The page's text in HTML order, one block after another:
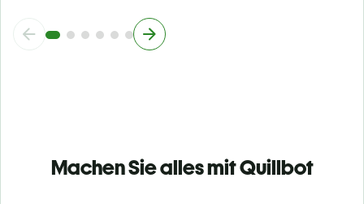
Machen Sie alles mit Quillbot